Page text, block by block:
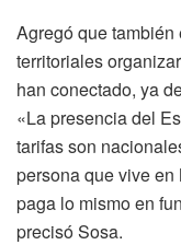
Agregó que
territoriales
han conectado, ya
«La presencia del
tarifas son
persona que vive
paga lo mismo en
precisó Sosa.